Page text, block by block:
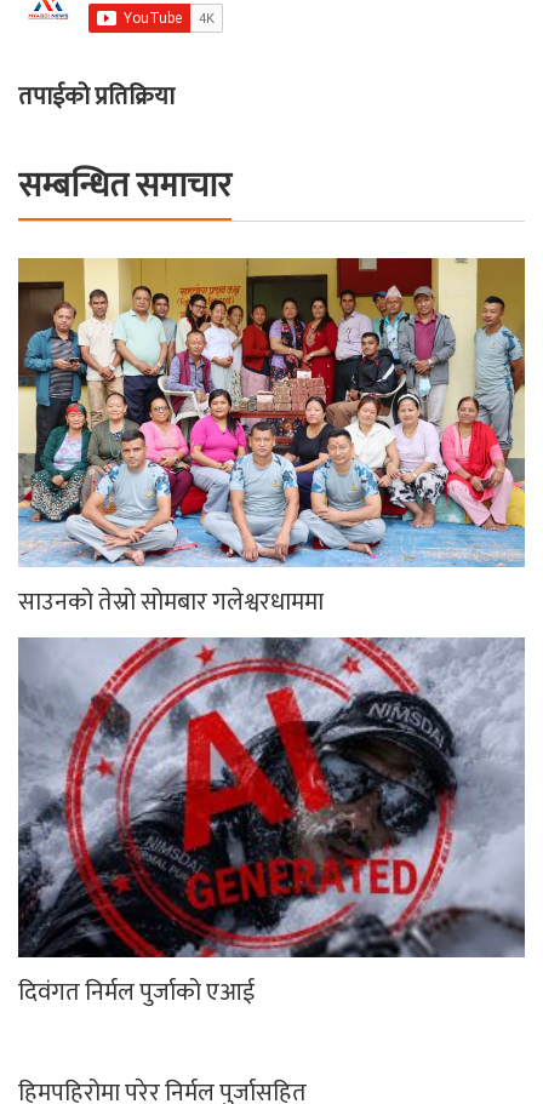
तपाईको प्रतिक्रिया
सम्बन्धित समाचार
साउनको तेस्रो सोमबार गलेश्वरधाममा
दिवंगत निर्मल पुर्जाको एआई
हिमपहिरोमा परेर निर्मल पुर्जासहित